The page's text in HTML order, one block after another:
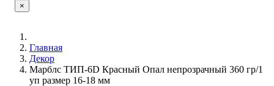
×
Главная
Декор
Марблс ТИП-6D Красный Опал непрозрачный 360 гр/1
уп размер 16-18 мм